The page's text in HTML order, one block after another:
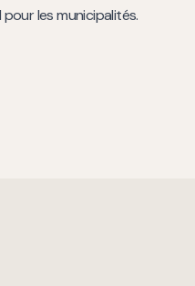
les municipalités.